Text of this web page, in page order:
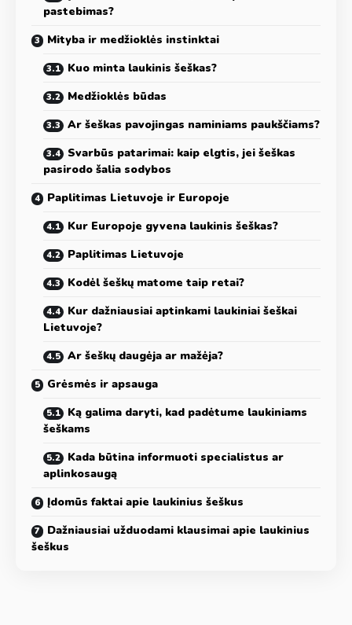
pastebimas?
Mityba ir medžioklės instinktai
Kuo minta laukinis šeškas?
Medžioklės būdas
Ar šeškas pavojingas naminiams paukščiams?
Svarbūs patarimai: kaip elgtis, jei šeškas
pasirodo šalia sodybos
Paplitimas Lietuvoje ir Europoje
Kur Europoje gyvena laukinis šeškas?
Paplitimas Lietuvoje
Kodėl šeškų matome taip retai?
Kur dažniausiai aptinkami laukiniai šeškai
Lietuvoje?
Ar šeškų daugėja ar mažėja?
Grėsmės ir apsauga
Ką galima daryti, kad padėtume laukiniams
šeškams
Kada būtina informuoti specialistus ar
aplinkosaugą
Įdomūs faktai apie laukinius šeškus
Dažniausiai užduodami klausimai apie laukinius
šeškus